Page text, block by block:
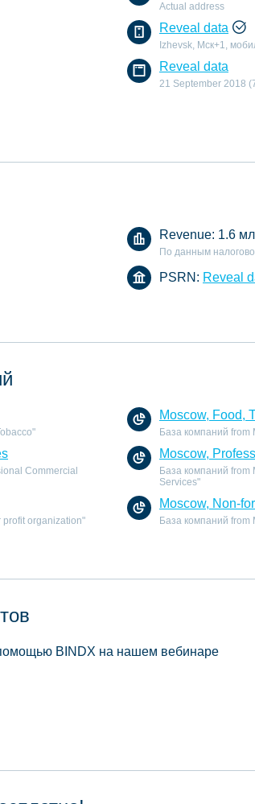
Actual address
Reveal data
Izhevsk, Мск+1,
Reveal data
21 September 2018
Revenue: 1.6
По данным
PSRN: Reveal
Moscow, Food,
База компаний from
Commercial
Moscow,
База компаний from
Services"
profit organization"
Moscow, Non-
База компаний from
помощью BINDX на нашем вебинаре